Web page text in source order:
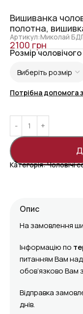
Вишиванка
полотна,
Артикул:Миколай
2100грн
Розмір
Потрібна допомога
Категорія:Чоловічі
Опис
На замовлення
Інформацію по
питанням Вам
обов’язково Вам
Відправка
днів.